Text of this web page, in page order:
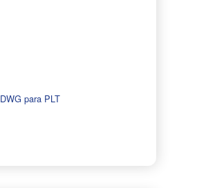
DWG para PLT